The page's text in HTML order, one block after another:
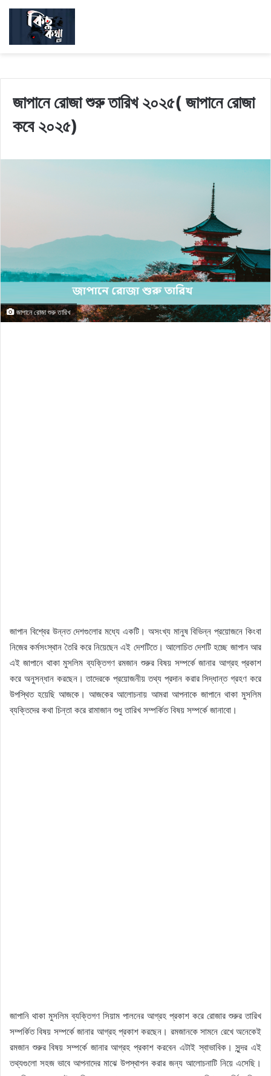
জাপানে রোজা শুরু তারিখ ২০২৫( জাপানে রোজা
কবে ২০২৫)
জাপানে রোজা শুরু তারিখ
জাপান বিশ্বের উন্নত দেশগুলোর মধ্যে একটি। অসংখ্য মানুষ বিভিন্ন প্রয়োজনে কিংবা
নিজের কর্মসংস্থান তৈরি করে নিয়েছেন এই দেশটিতে। আলোচিত দেশটি হচ্ছে জাপান আর
এই জাপানে থাকা মুসলিম ব্যক্তিগণ রমজান শুরুর বিষয় সম্পর্কে জানার আগ্রহ প্রকাশ
করে অনুসন্ধান করছেন। তাদেরকে প্রয়োজনীয় তথ্য প্রদান করার সিদ্ধান্ত গ্রহণ করে
উপস্থিত হয়েছি আজকে। আজকের আলোচনায় আমরা আপনাকে জাপানে থাকা মুসলিম
ব্যক্তিদের কথা চিন্তা করে রামাজান শুধু তারিখ সম্পর্কিত বিষয় সম্পর্কে জানাবো।
জাপানি থাকা মুসলিম ব্যক্তিগণ সিয়াম পালনের আগ্রহ প্রকাশ করে রোজার শুরুর তারিখ
সম্পর্কিত বিষয় সম্পর্কে জানার আগ্রহ প্রকাশ করছেন। রমজানকে সামনে রেখে অনেকেই
রমজান শুরুর বিষয় সম্পর্কে জানার আগ্রহ প্রকাশ করবেন এটাই স্বাভাবিক। সুন্দর এই
তথ্যগুলো সহজ ভাবে আপনাদের মাঝে উপস্থাপন করার জন্য আলোচনাটি নিয়ে এসেছি।